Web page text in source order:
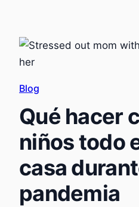
Blog
Qué hacer
niños todo
casa
pandemia